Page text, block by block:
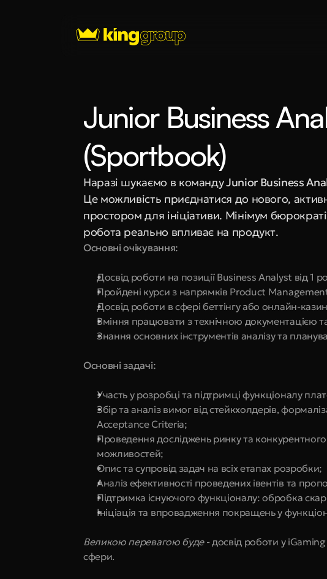
Junior Business
(Sportbook)
Наразі шукаємо в команду Junior Business
Це можливість приєднатися до нового,
простором для ініціативи. Мінімум
робота реально впливає на продукт.
Основні очікування:
Досвід роботи на позиції Business Analyst від 1
Пройдені курси з напрямків Product
Досвід роботи в сфері беттінгу або онлайн-
Вміння працювати з технічною документацією
Знання основних інструментів аналізу та
Основні задачі:
Участь у розробці та підтримці функціоналу
Збір та аналіз вимог від стейкхолдерів,
Acceptance Criteria;
Проведення досліджень ринку та
можливостей;
Опис та супровід задач на всіх етапах розробки;
Аналіз ефективності проведених івентів та
Підтримка існуючого функціоналу: обробка
Ініціація та впровадження покращень у
Великою перевагою буде - досвід роботи у
сфери.